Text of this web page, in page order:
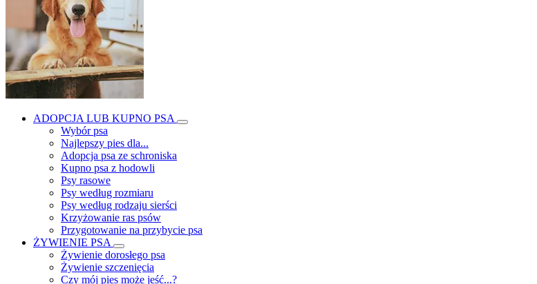
ADOPCJA LUB KUPNO PSA
Wybór psa
Najlepszy pies dla...
Adopcja psa ze schroniska
Kupno psa z hodowli
Psy rasowe
Psy według rozmiaru
Psy według rodzaju sierści
Krzyżowanie ras psów
Przygotowanie na przybycie psa
ŻYWIENIE PSA
Żywienie dorosłego psa
Żywienie szczenięcia
Czy mój pies może jeść...?